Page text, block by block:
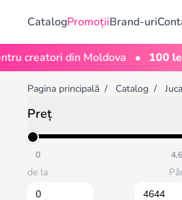
CatalogPromoțiiBrand-uri
din Moldova • 100 lei la
Pagina principală / Catalog /
Preț
0
de la